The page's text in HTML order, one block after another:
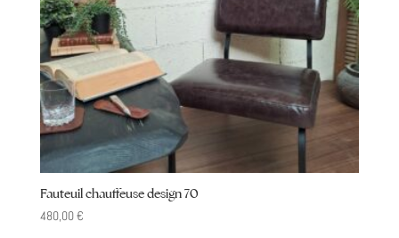
Fauteuil chauffeuse design 70
480,00€